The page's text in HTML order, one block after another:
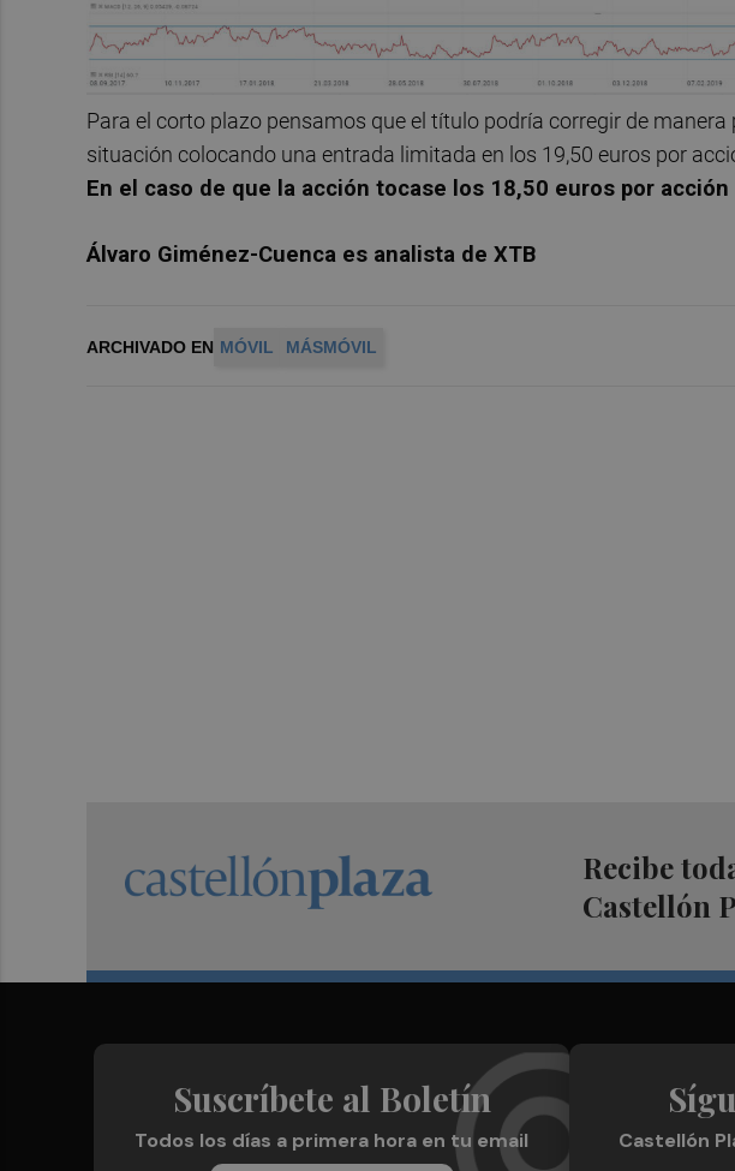
Para el corto plazo pensamos que el título podría corregir de
situación colocando una entrada limitada en los 19,50 euros por
En el caso de que la acción tocase los 18,50 euros por
Álvaro Giménez-Cuenca es analista de XTB
ARCHIVADO EN MÓVIL MÁSMÓVIL
Recibe
Castellón
Suscríbete al Boletín
Todos los días a primera hora en tu email Castellón